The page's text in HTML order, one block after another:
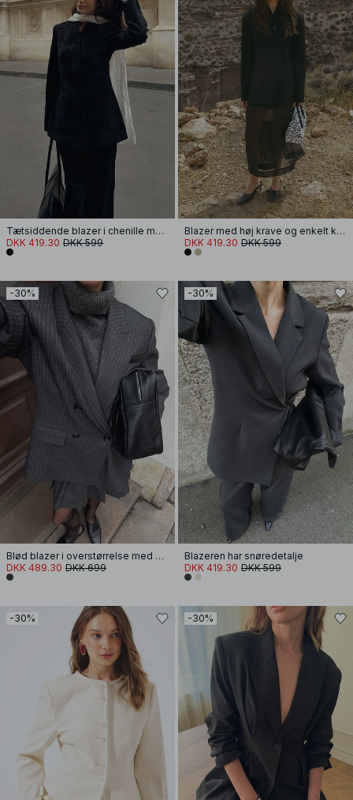
Tætsiddende blazer i chenille med høj krave
DKK 419.30 DKK 599
Blazer med høj krave og enkelt knap
DKK 419.30 DKK 599
-30%
Blød blazer i overstørrelse med striber
DKK 489.30 DKK 699
-30%
Blazeren har snøredetalje
DKK 419.30 DKK 599
-30% -30%